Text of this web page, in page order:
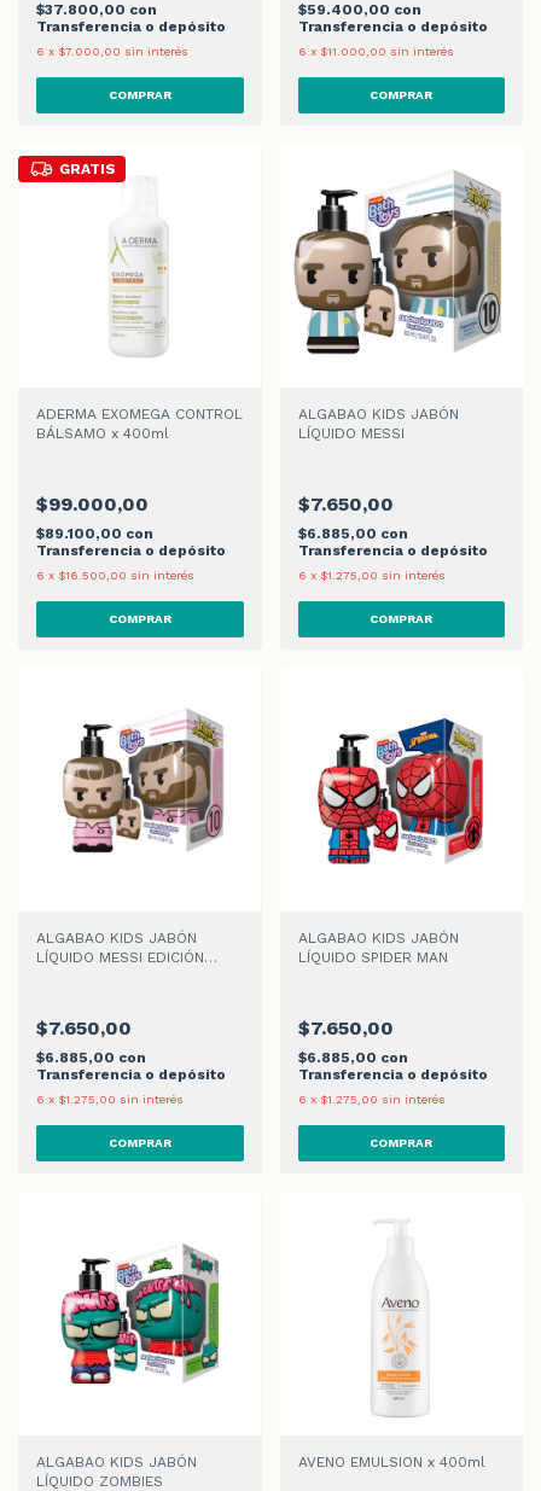
$37.800,00 con
Transferencia o depósito
6 x $7.000,00 sin interés
$59.400,00 con
Transferencia o depósito
6 x $11.000,00 sin interés
GRATIS
ADERMA EXOMEGA CONTROL
BÁLSAMO x 400ml
$99.000,00
$89.100,00 con
Transferencia o depósito
6 x $16.500,00 sin interés
ALGABAO KIDS JABÓN
LÍQUIDO MESSI
$7.650,00
$6.885,00 con
Transferencia o depósito
6 x $1.275,00 sin interés
ALGABAO KIDS JABÓN
LÍQUIDO MESSI EDICIÓN
$7.650,00
$6.885,00 con
Transferencia o depósito
6 x $1.275,00 sin interés
ALGABAO KIDS JABÓN
LÍQUIDO SPIDER MAN
$7.650,00
$6.885,00 con
Transferencia o depósito
6 x $1.275,00 sin interés
ALGABAO KIDS JABÓN
LÍQUIDO ZOMBIES
AVENO EMULSION x 400ml